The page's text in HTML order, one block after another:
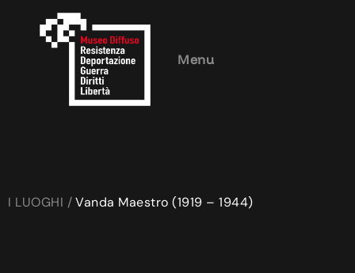
Menu
I LUOGHI /Vanda Maestro (1919 – 1944)